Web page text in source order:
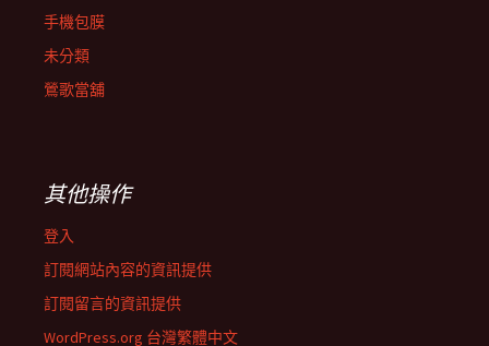
手機包膜
未分類
鶯歌當舖
其他操作
登入
訂閱網站內容的資訊提供
訂閱留言的資訊提供
WordPress.org 台灣繁體中文